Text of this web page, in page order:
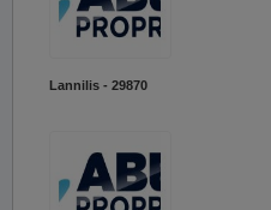
Lannilis - 29870